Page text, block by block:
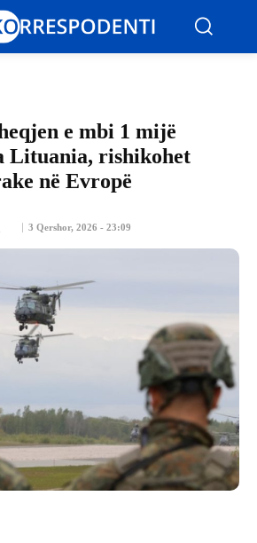
e mbi 1 mijë
Lituania, rishikohet
në Evropë
3 Qershor, 2026 - 23:09